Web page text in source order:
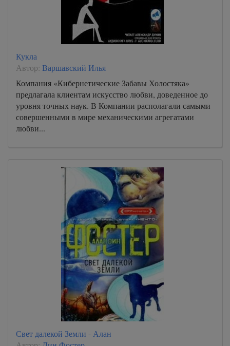
Кукла
Автор: Варшавский Илья
Компания «Кибернетические Забавы Холостяка»
предлагала клиентам искусство любви, доведенное до
уровня точных наук. В Компании располагали самыми
совершенными в мире механическими агрегатами
любви...
Свет далекой Земли - Алан